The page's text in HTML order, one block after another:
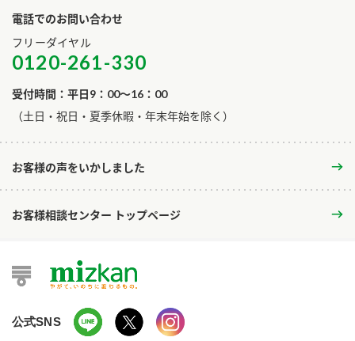
電話でのお問い合わせ
フリーダイヤル
0120-261-330
受付時間：平日9：00～16：00
​（土日・祝日・夏季休暇・年末年始を除く）
お客様の声をいかしました
お客様相談センター トップページ
公式SNS